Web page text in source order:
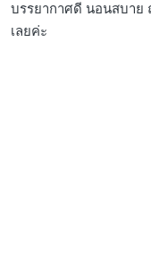
บรรยากาศดี นอนสบาย
เลยค่ะ